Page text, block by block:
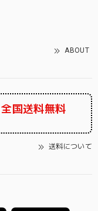
ABOUT
全国送料無料
送料について